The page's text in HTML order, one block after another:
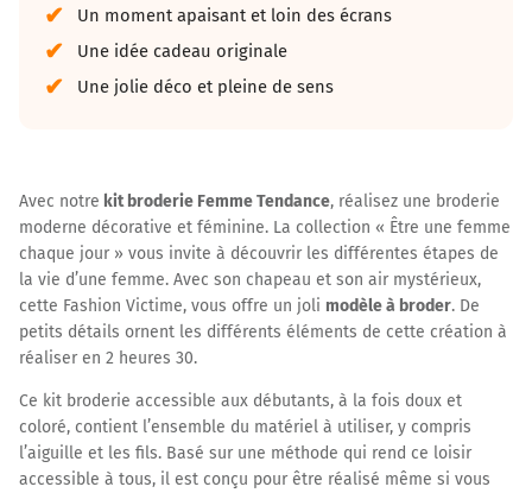
Un moment apaisant et loin des écrans
Une idée cadeau originale
Une jolie déco et pleine de sens
Avec notre kit broderie Femme Tendance, réalisez une broderie
moderne décorative et féminine. La collection « Être une femme
chaque jour » vous invite à découvrir les différentes étapes de
la vie d’une femme. Avec son chapeau et son air mystérieux,
cette Fashion Victime, vous offre un joli modèle à broder. De
petits détails ornent les différents éléments de cette création à
réaliser en 2 heures 30.
Ce kit broderie accessible aux débutants, à la fois doux et
coloré, contient l’ensemble du matériel à utiliser, y compris
l’aiguille et les fils. Basé sur une méthode qui rend ce loisir
accessible à tous, il est conçu pour être réalisé même si vous